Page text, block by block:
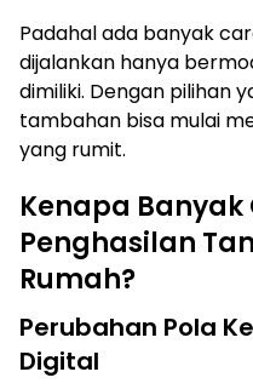
Padahal ada banyak
dijalankan hanya
dimiliki. Dengan pilihan
tambahan bisa mulai
yang rumit.
Kenapa Banyak
Penghasilan
Rumah?
Perubahan Pola
Digital